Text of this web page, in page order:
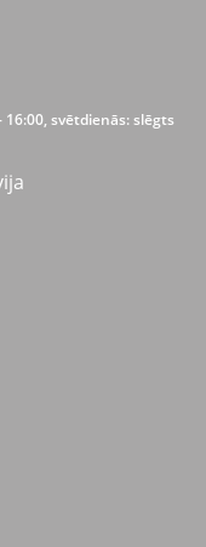
16:00, svētdienās: slēgts